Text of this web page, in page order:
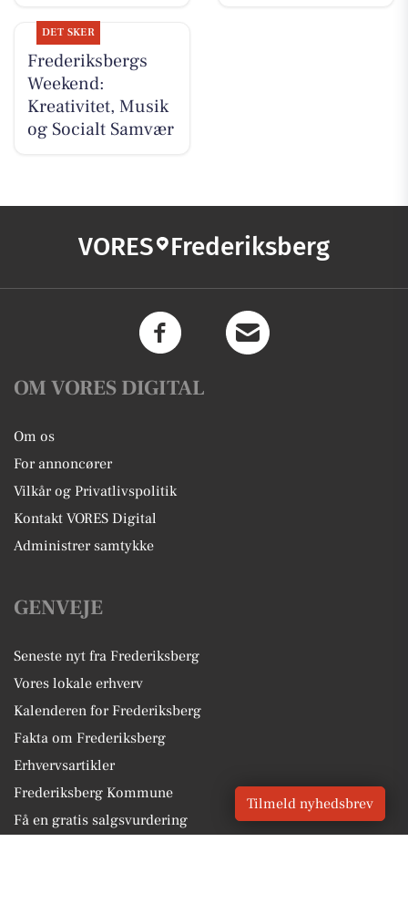
DET SKER
Frederiksbergs
Weekend:
Kreativitet, Musik
og Socialt Samvær
VORES Frederiksberg
OM VORES DIGITAL
Om os
For annoncører
Vilkår og Privatlivspolitik
Kontakt VORES Digital
Administrer samtykke
GENVEJE
Seneste nyt fra Frederiksberg
Vores lokale erhverv
Kalenderen for Frederiksberg
Fakta om Frederiksberg
Erhvervsartikler
Frederiksberg Kommune
Få en gratis salgsvurdering
Tilmeld nyhedsbrev